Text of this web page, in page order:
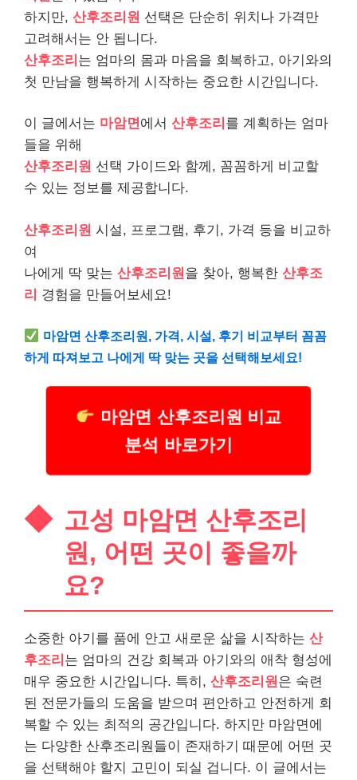
하지만, 산후조리원 선택은 단순히 위치나 가격만
고려해서는 안 됩니다.
산후조리 는 엄마의 몸과 마음을 회복하고, 아기와의
첫 만남을 행복하게 시작하는 중요한 시간입니다.
이 글에서는 마암면에서 산후조리 를 계획하는 엄마
들을 위해
산후조리원 선택 가이드와 함께, 꼼꼼하게 비교할
수 있는 정보를 제공합니다.
산후조리원 시설, 프로그램, 후기, 가격 등을 비교하
여
나에게 딱 맞는 산후조리원 을 찾아, 행복한 산후조
리 경험을 만들어보세요!
마암면 산후조리원, 가격, 시설, 후기 비교부터 꼼꼼
하게 따져보고 나에게 딱 맞는 곳을 선택해보세요!
마암면 산후조리원 비교
분석 바로가기
고성 마암면 산후조리
원, 어떤 곳이 좋을까
요?
소중한 아기를 품에 안고 새로운 삶을 시작하는 산
후조리 는 엄마의 건강 회복과 아기와의 애착 형성에
매우 중요한 시간입니다. 특히, 산후조리원 은 숙련
된 전문가들의 도움을 받으며 편안하고 안전하게 회
복할 수 있는 최적의 공간입니다. 하지만 마암면에
는 다양한 산후조리원들이 존재하기 때문에 어떤 곳
을 선택해야 할지 고민이 되실 겁니다. 이 글에서는